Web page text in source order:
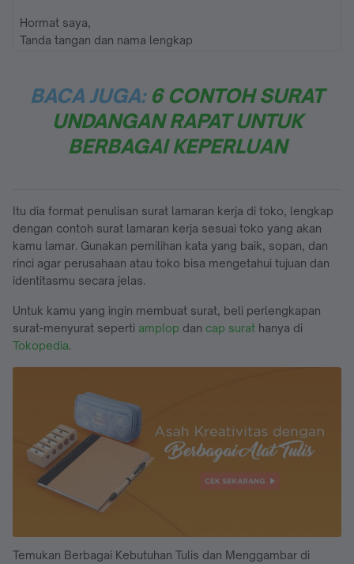
Hormat saya,
Tanda tangan dan nama lengkap
BACA JUGA: 6 CONTOH SURAT
UNDANGAN RAPAT UNTUK
BERBAGAI KEPERLUAN
Itu dia format penulisan surat lamaran kerja di toko, lengkap
dengan contoh surat lamaran kerja sesuai toko yang akan
kamu lamar. Gunakan pemilihan kata yang baik, sopan, dan
rinci agar perusahaan atau toko bisa mengetahui tujuan dan
identitasmu secara jelas.
Untuk kamu yang ingin membuat surat, beli perlengkapan
surat-menyurat seperti amplop dan cap surat hanya di
Tokopedia.
Temukan Berbagai Kebutuhan Tulis dan Menggambar di